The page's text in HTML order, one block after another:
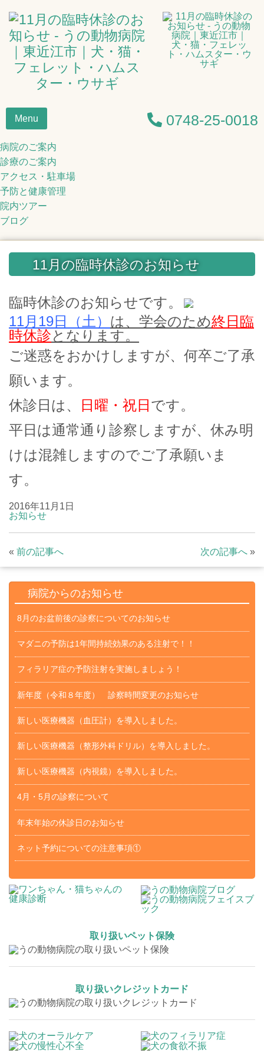
0748-25-0018
Menu
病院のご案内
診療のご案内
アクセス・駐車場
予防と健康管理
院内ツアー
ブログ
11月の臨時休診のお知らせ
臨時休診のお知らせです。
11月19日（土） は、学会のため終日臨
時休診となります。
ご迷惑をおかけしますが、何卒ご了承
願います。
休診日は、
日曜・祝日です。
平日は通常通り診察しますが、休み明
けは混雑しますのでご了承願いま
す。
2016年11月1日
お知らせ
« 前の記事へ 次の記事へ »
病院からのお知らせ
8月のお盆前後の診察についてのお知らせ
マダニの予防は1年間持続効果のある注射で！！
フィラリア症の予防注射を実施しましょう！
新年度（令和８年度） 診察時間変更のお知らせ
新しい医療機器（血圧計）を導入しました。
新しい医療機器（整形外科ドリル）を導入しました。
新しい医療機器（内視鏡）を導入しました。
4月・5月の診察について
年末年始の休診日のお知らせ
ネット予約についての注意事項①
取り扱いペット保険
取り扱いクレジットカード